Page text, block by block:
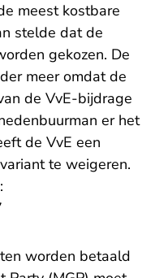
meest kostbare
stelde dat de
gekozen. De
meer omdat de
de VvE-bijdrage
er het
de VvE een
te weigeren.
worden betaald